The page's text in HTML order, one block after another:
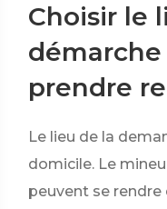
Choisir le
prendre
Le lieu de la
domicile. Le
peuvent se rendre